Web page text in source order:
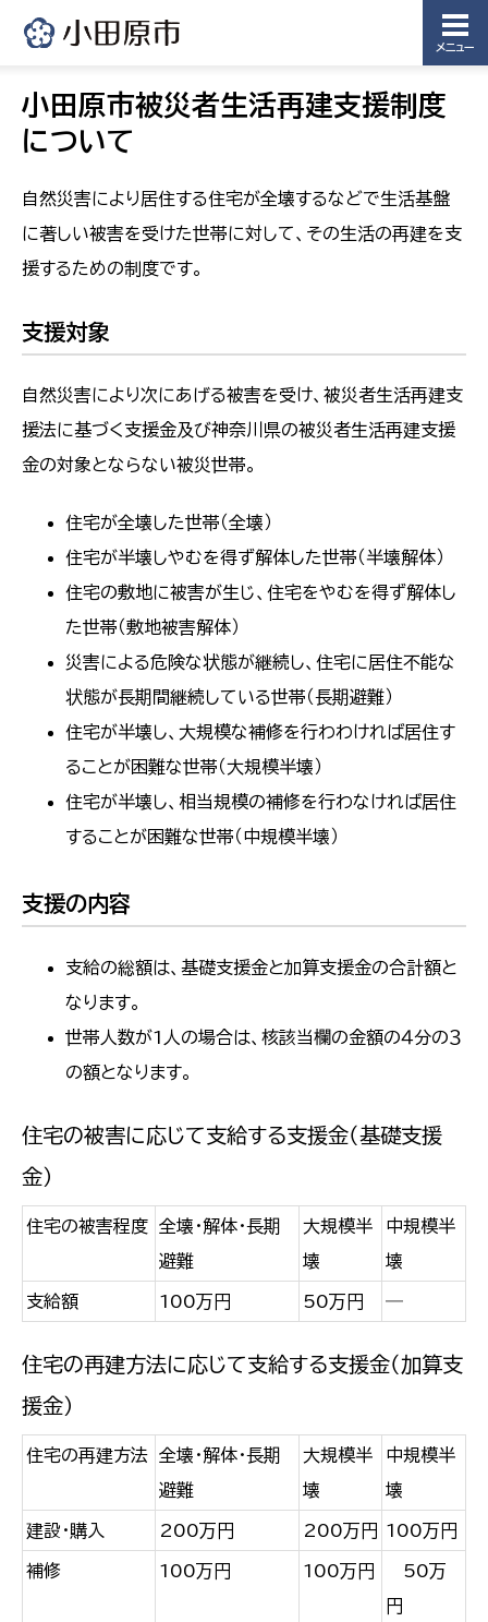
メニュー
小田原市被災者生活再建支援制度
について
自然災害により居住する住宅が全壊するなどで生活基盤
に著しい被害を受けた世帯に対して、その生活の再建を支
援するための制度です。
支援対象
自然災害により次にあげる被害を受け、被災者生活再建支
援法に基づく支援金及び神奈川県の被災者生活再建支援
金の対象とならない被災世帯。
住宅が全壊した世帯（全壊）
住宅が半壊しやむを得ず解体した世帯（半壊解体）
住宅の敷地に被害が生じ、住宅をやむを得ず解体し
た世帯（敷地被害解体）
災害による危険な状態が継続し、住宅に居住不能な
状態が長期間継続している世帯（長期避難）
住宅が半壊し、大規模な補修を行わわければ居住す
ることが困難な世帯（大規模半壊）
住宅が半壊し、相当規模の補修を行わなければ居住
することが困難な世帯（中規模半壊）
支援の内容
支給の総額は、基礎支援金と加算支援金の合計額と
なります。
世帯人数が1人の場合は、核該当欄の金額の４分の３
の額となります。
住宅の被害に応じて支給する支援金（基礎支援
金）
住宅の被害程度
全壊・解体・長期
避難
大規模半
壊
中規模半
壊
支給額 100万円 50万円 ―
住宅の再建方法に応じて支給する支援金（加算支
援金）
住宅の再建方法
全壊・解体・長期
避難
大規模半
壊
中規模半
壊
建設・購入 200万円 200万円 100万円
補修 100万円 100万円
50万
円